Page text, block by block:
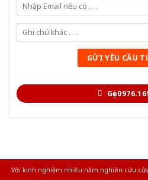
Gọi
Với kinh nghiệm nhiêu năm nghiên cứu